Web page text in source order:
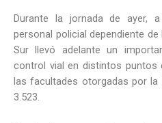
Durante la jornada de ayer,
personal policial dependiente de
Sur llevó adelante un
control vial en distintos puntos
las facultades otorgadas por la
3.523.